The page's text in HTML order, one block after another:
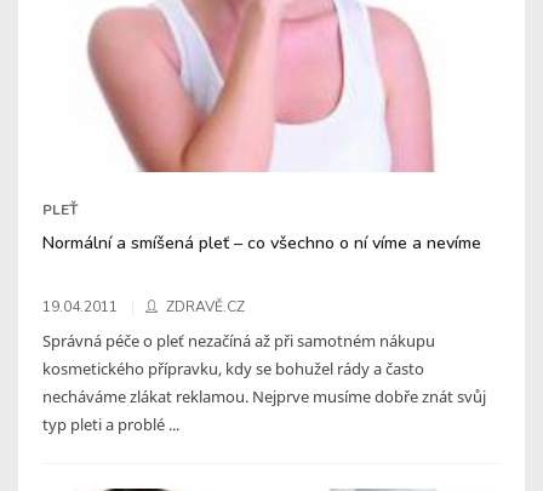
PLEŤ
Normální a smíšená pleť – co všechno o ní víme a nevíme
19.04.2011 ZDRAVĚ.CZ
Správná péče o pleť nezačíná až při samotném nákupu
kosmetického přípravku, kdy se bohužel rády a často
necháváme zlákat reklamou. Nejprve musíme dobře znát svůj
typ pleti a problé ...